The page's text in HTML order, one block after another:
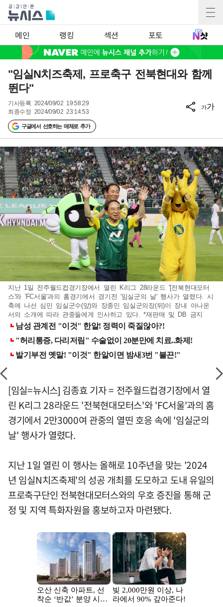
메인 랭킹 섹션 포토
"임실N치즈축제, 프로축구 전북현대와 함께
뛴다"
기사등록 2024/09/02 19:58:29
최종수정 2024/09/02 23:14:53
구글에서 선호하는 매체로 추가
가가
지난 1일 전주월드컵경기장에서 열린 K리그 28라운드 '[전북현대모터
스'와 'FC서울'과의 홈경기에서 경기전 '임실군의 날' 행사가 열렸다. 시
축에 나선 심민 임실군수(앞)와 장종민 임실군의장(뒤)이 장내 아나운
서의 소개에 따라 관중들에게 인사하고 있다. *재판매 및 DB 금지
[임실=뉴시스] 김종효 기자 = 전주월드컵경기장에서 열
린 K리그 28라운드 '전북현대모터스'와 'FC서울'과의 홈
경기에서 2만3000여 관중의 열띤 호응 속에 '임실군의
날' 행사가 열렸다.
지난 1일 열린 이 행사는 올해로 10주년을 맞는 '2024
년 임실N치즈축제'의 성공 개최를 도모하고 도내 유일의
프로축구단인 전북현대모터스와의 우호 증진을 통해 군
정 및 지역 특화자원을 홍보하고자 마련됐다.